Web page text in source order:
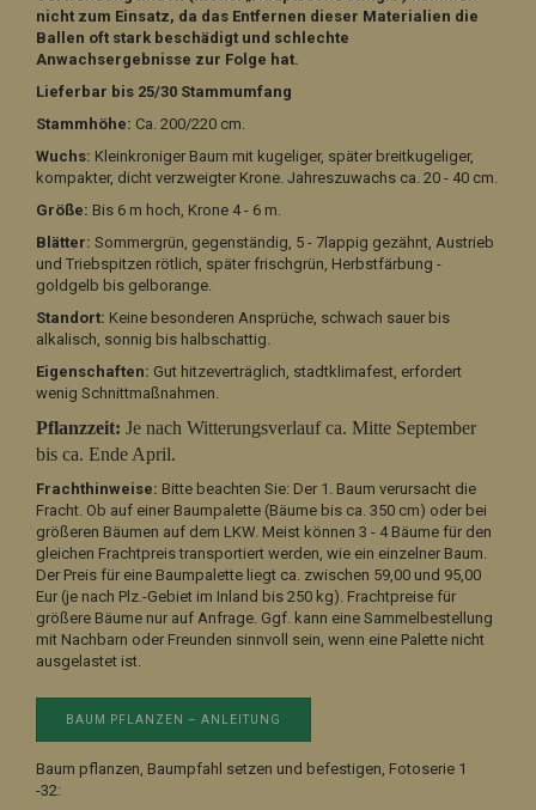
nicht zum Einsatz, da das Entfernen dieser Materialien die
Ballen oft stark beschädigt und schlechte
Anwachsergebnisse zur Folge hat.
Lieferbar bis 25/30 Stammumfang
Stammhöhe: Ca. 200/220 cm.
Wuchs: Kleinkroniger Baum mit kugeliger, später breitkugeliger,
kompakter, dicht verzweigter Krone. Jahreszuwachs ca. 20 - 40 cm.
Größe: Bis 6 m hoch, Krone 4 - 6 m.
Blätter: Sommergrün, gegenständig, 5 - 7lappig gezähnt, Austrieb
und Triebspitzen rötlich, später frischgrün, Herbstfärbung -
goldgelb bis gelborange.
Standort: Keine besonderen Ansprüche, schwach sauer bis
alkalisch, sonnig bis halbschattig.
Eigenschaften: Gut hitzeverträglich, stadtklimafest, erfordert
wenig Schnittmaßnahmen.
Pflanzzeit: Je nach Witterungsverlauf ca. Mitte September
bis ca. Ende April.
Frachthinweise: Bitte beachten Sie: Der 1. Baum verursacht die
Fracht. Ob auf einer Baumpalette (Bäume bis ca. 350 cm) oder bei
größeren Bäumen auf dem LKW. Meist können 3 - 4 Bäume für den
gleichen Frachtpreis transportiert werden, wie ein einzelner Baum.
Der Preis für eine Baumpalette liegt ca. zwischen 59,00 und 95,00
Eur (je nach Plz.-Gebiet im Inland bis 250 kg). Frachtpreise für
größere Bäume nur auf Anfrage. Ggf. kann eine Sammelbestellung
mit Nachbarn oder Freunden sinnvoll sein, wenn eine Palette nicht
ausgelastet ist.
BAUM PFLANZEN – ANLEITUNG
Baum pflanzen, Baumpfahl setzen und befestigen, Fotoserie 1
-32: